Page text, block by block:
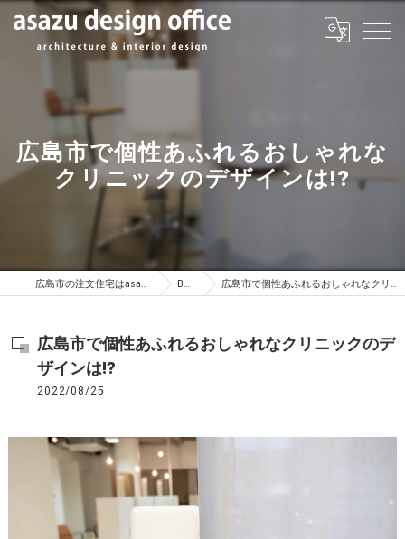
広島市で個性あふれるおしゃれな
クリニックのデザインは!?
広島市の注文住宅はasazu design office BLOG 広島市で個性あふれるおしゃれなクリニックのデザインは!?
広島市で個性あふれるおしゃれなクリニックのデ
ザインは!?
2022/08/25